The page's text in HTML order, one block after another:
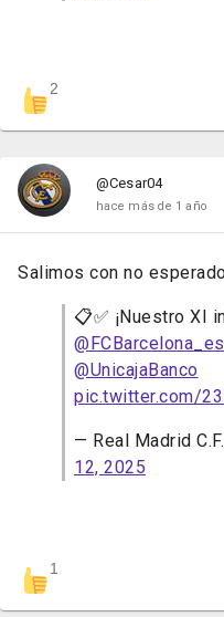
2
@Cesar04
hace más de 1 año
Salimos con no
📋✅ ¡Nuestro XI
@FCBarcelona_es
@UnicajaBanco
pic.twitter.com/
— Real Madrid
12, 2025
1